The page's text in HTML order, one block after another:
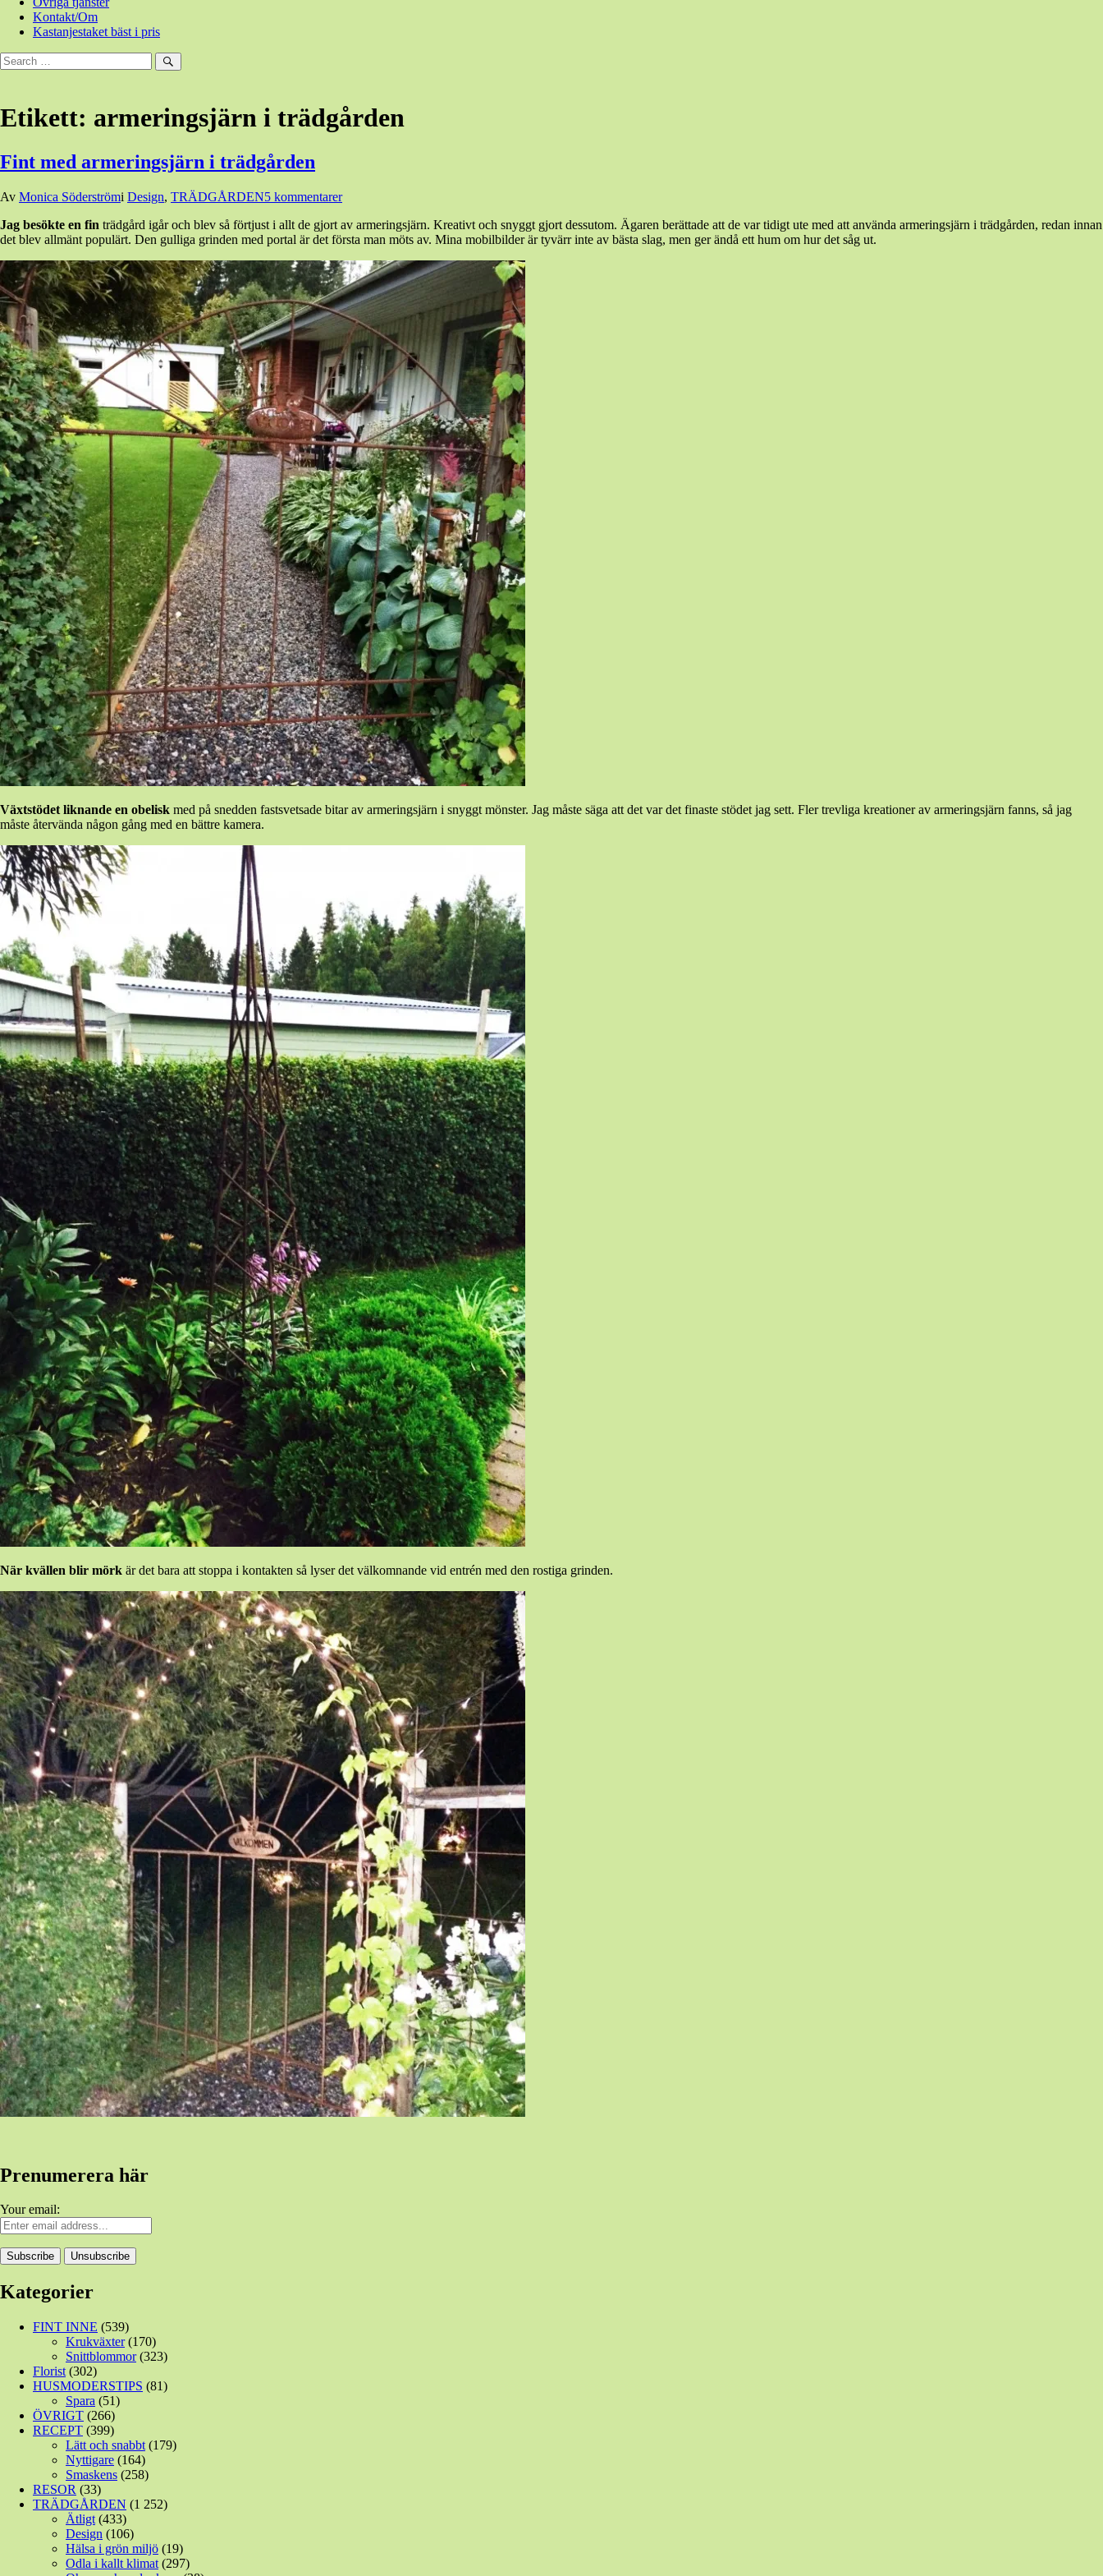
Kontakt/Om
Kastanjestaket bäst i pris
Sök
efter:
Sök
Etikett: armeringsjärn i trädgården
Fint med armeringsjärn i trädgården
Den
augusti,
2015
Av Monica Söderströmi Design, TRÄDGÅRDEN5 kommentarer
Jag besökte en fin trädgård igår och blev så förtjust i allt de gjort av armeringsjärn. Kreativt och snyggt gjort dessutom. Ägaren berättade att de var tidigt ute med att använda armeringsjärn i trädgården, redan innan
det blev allmänt populärt. Den gulliga grinden med portal är det första man möts av. Mina mobilbilder är tyvärr inte av bästa slag, men ger ändå ett hum om hur det såg ut.
Växtstödet liknande en obelisk med på snedden fastsvetsade bitar av armeringsjärn i snyggt mönster. Jag måste säga att det var det finaste stödet jag sett. Fler trevliga kreationer av armeringsjärn fanns, så jag
måste återvända någon gång med en bättre kamera.
När kvällen blir mörk är det bara att stoppa i kontakten så lyser det välkomnande vid entrén med den rostiga grinden.
Prenumerera här
Your email:
Kategorier
FINT INNE (539)
Krukväxter(170)
Snittblommor(323)
Florist (302)
HUSMODERSTIPS (81)
Spara (51)
ÖVRIGT (266)
RECEPT (399)
Lätt och snabbt (179)
Nyttigare (164)
Smaskens (258)
RESOR (33)
TRÄDGÅRDEN (1 252)
Ätligt (433)
Design (106)
Hälsa i grön miljö (19)
Odla i kallt klimat (297)